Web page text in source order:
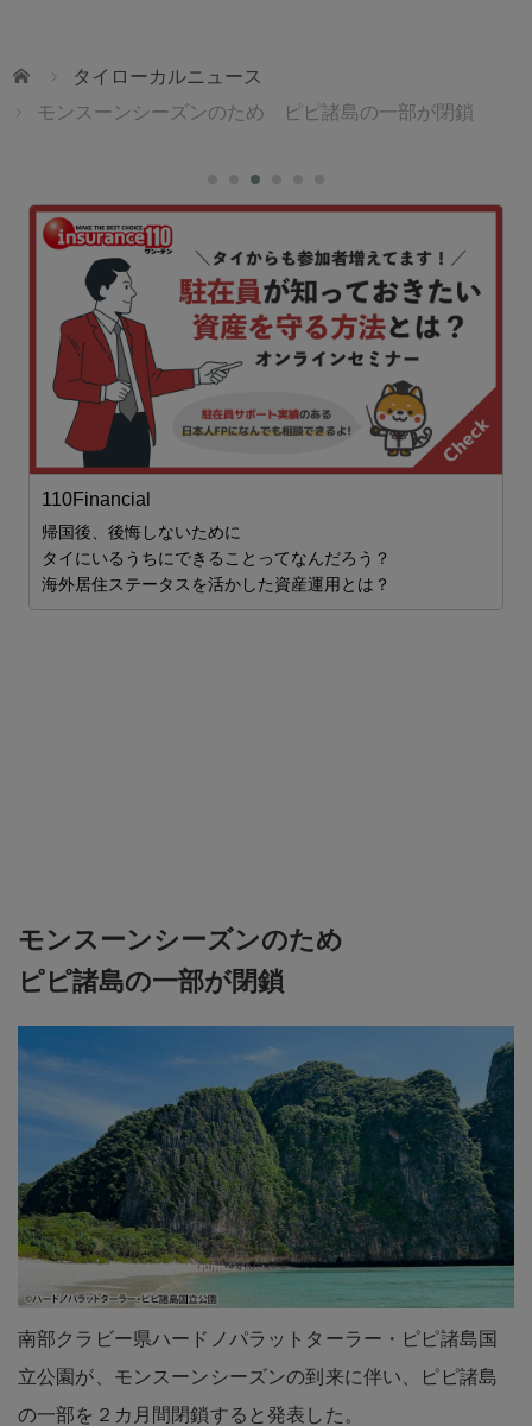
ホーム
タイローカルニュース
モンスーンシーズンのため ピピ諸島の一部が閉鎖
110Financial
帰国後、後悔しないために
タイにいるうちにできることってなんだろう？
海外居住ステータスを活かした資産運用とは？
モンスーンシーズンのため
ピピ諸島の一部が閉鎖
南部クラビー県ハードノパラットターラー・ピピ諸島国
立公園が、モンスーンシーズンの到来に伴い、ピピ諸島
の一部を２カ月間閉鎖すると発表した。